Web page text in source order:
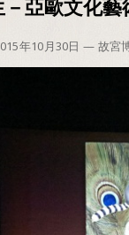
－亞歐文化
年10月30日— 故宮